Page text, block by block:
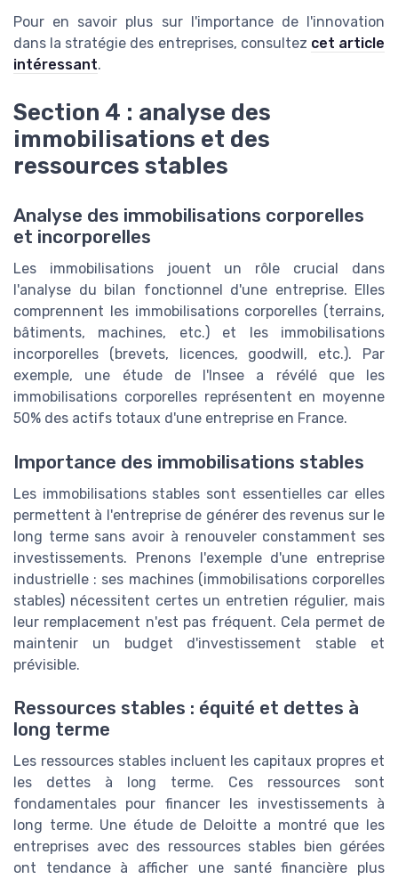
Pour en savoir plus sur l'importance de l'innovation
dans la stratégie des entreprises, consultez cet article
intéressant.
Section 4 : analyse des
immobilisations et des
ressources stables
Analyse des immobilisations corporelles
et incorporelles
Les immobilisations jouent un rôle crucial dans
l'analyse du bilan fonctionnel d'une entreprise. Elles
comprennent les immobilisations corporelles (terrains,
bâtiments, machines, etc.) et les immobilisations
incorporelles (brevets, licences, goodwill, etc.). Par
exemple, une étude de l'Insee a révélé que les
immobilisations corporelles représentent en moyenne
50% des actifs totaux d'une entreprise en France.
Importance des immobilisations stables
Les immobilisations stables sont essentielles car elles
permettent à l'entreprise de générer des revenus sur le
long terme sans avoir à renouveler constamment ses
investissements. Prenons l'exemple d'une entreprise
industrielle : ses machines (immobilisations corporelles
stables) nécessitent certes un entretien régulier, mais
leur remplacement n'est pas fréquent. Cela permet de
maintenir un budget d'investissement stable et
prévisible.
Ressources stables : équité et dettes à
long terme
Les ressources stables incluent les capitaux propres et
les dettes à long terme. Ces ressources sont
fondamentales pour financer les investissements à
long terme. Une étude de Deloitte a montré que les
entreprises avec des ressources stables bien gérées
ont tendance à afficher une santé financière plus